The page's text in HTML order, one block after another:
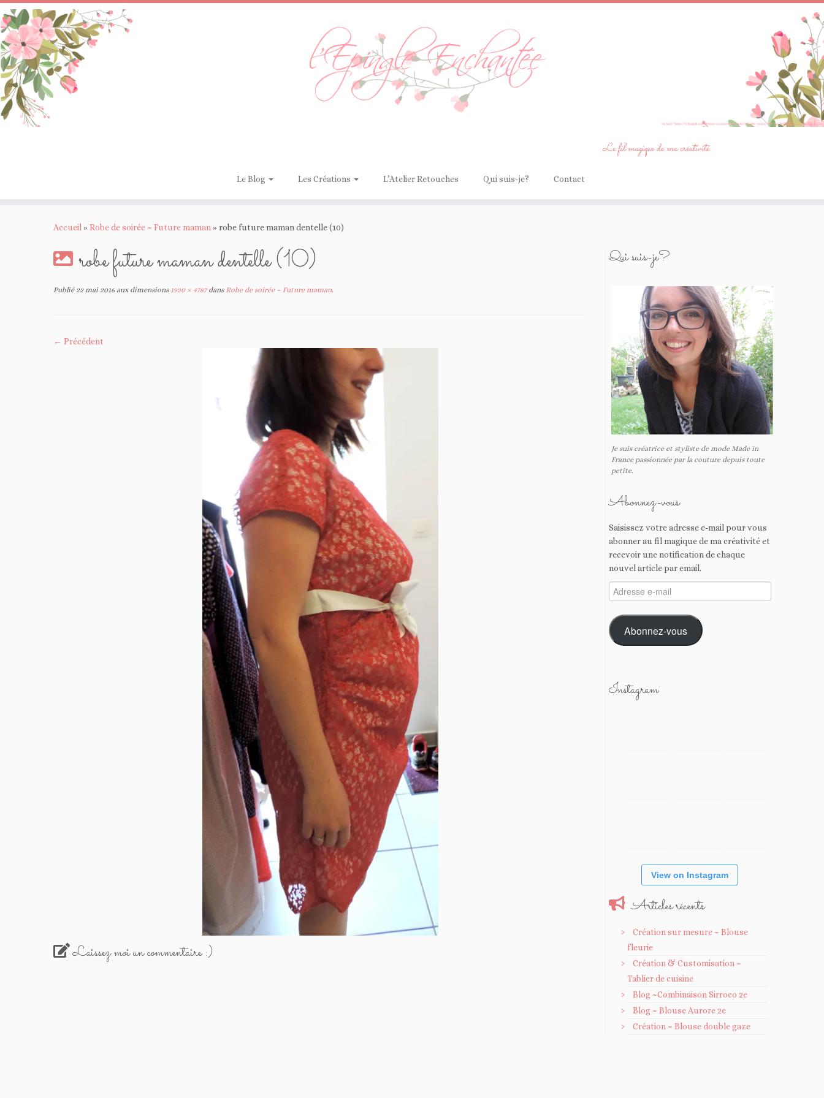
Passer
au
contenu
Le fil magique de ma créativité
Le Blog Les Créations L’Atelier Retouches Qui suis-je? Contact
Accueil » Robe de soirée ~ Future maman » robe future maman dentelle (10)
robe future maman dentelle (10)
Publié 22 mai 2016 aux dimensions1920 × 4787dansRobe de soirée ~ Future maman.
← Précédent
Laissez moi un commentaire :)
Qui suis-je?
Je suis créatrice et styliste de mode Made in
France passionnée par la couture depuis toute
petite.
Abonnez-vous
Saisissez votre adresse e-mail pour vous
abonner au fil magique de ma créativité et
recevoir une notification de chaque
nouvel article par email.
Adresse
e-
mail
Abonnez-vous
Instagram
View on Instagram
Articles récents
Création sur mesure ~ Blouse
fleurie
Création & Customisation ~
Tablier de cuisine
Blog ~Combinaison Sirroco 2e
Blog ~ Blouse Aurore 2e
Création ~ Blouse double gaze